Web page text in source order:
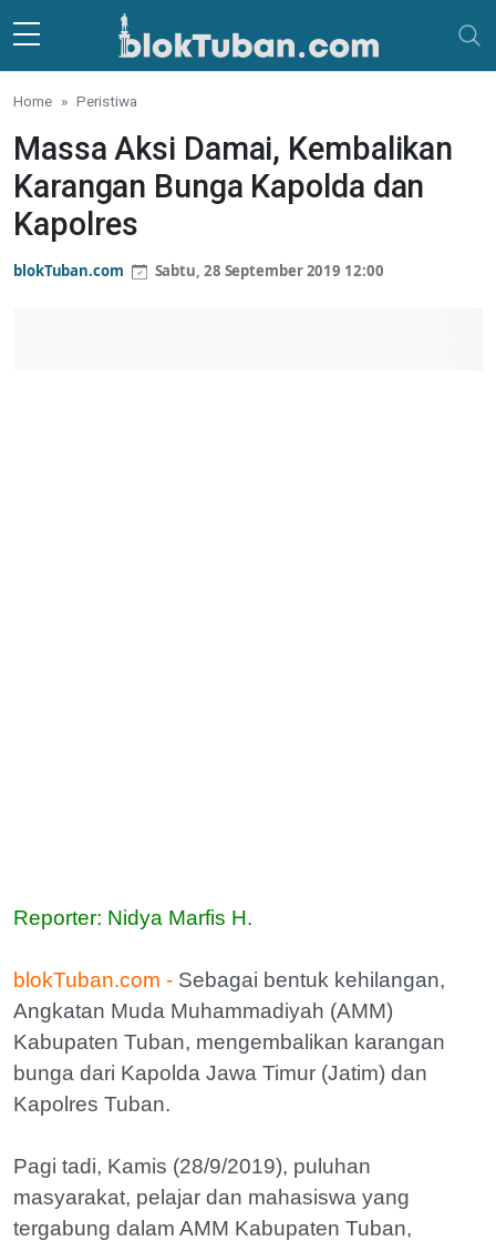
Skip to main content
Home Peristiwa
Massa Aksi Damai, Kembalikan
Karangan Bunga Kapolda dan
Kapolres
blokTuban.com Sabtu, 28 September 2019 12:00
Reporter: Nidya Marfis H.
blokTuban.com - Sebagai bentuk kehilangan,
Angkatan Muda Muhammadiyah (AMM)
Kabupaten Tuban, mengembalikan karangan
bunga dari Kapolda Jawa Timur (Jatim) dan
Kapolres Tuban.
Pagi tadi, Kamis (28/9/2019), puluhan
masyarakat, pelajar dan mahasiswa yang
tergabung dalam AMM Kabupaten Tuban,